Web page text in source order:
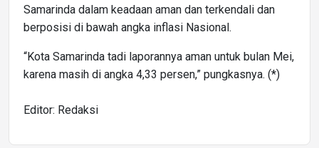
Samarinda dalam keadaan aman dan terkendali dan
berposisi di bawah angka inflasi Nasional.
“Kota Samarinda tadi laporannya aman untuk bulan Mei,
karena masih di angka 4,33 persen,” pungkasnya. (*)
Editor: Redaksi